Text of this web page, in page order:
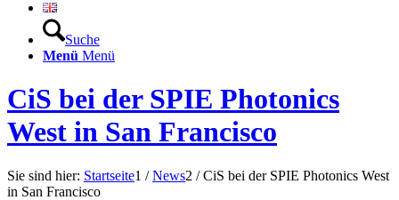
Suche
Menü Menü
CiS bei der SPIE Photonics
West in San Francisco
Sie sind hier: Startseite1 / News2 / CiS bei der SPIE Photonics West
in San Francisco